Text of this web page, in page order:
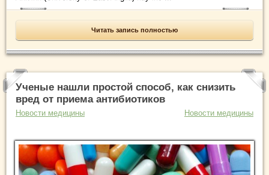
Читать запись полностью
Ученые нашли простой способ, как снизить
вред от приема антибиотиков
Новости медицины Новости медицины